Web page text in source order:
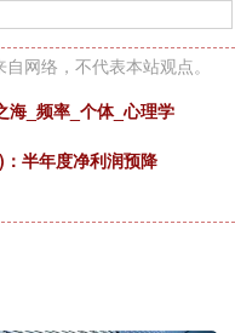
网络，不代表本站观点。
海_频率_个体_心理学
半年度净利润预降